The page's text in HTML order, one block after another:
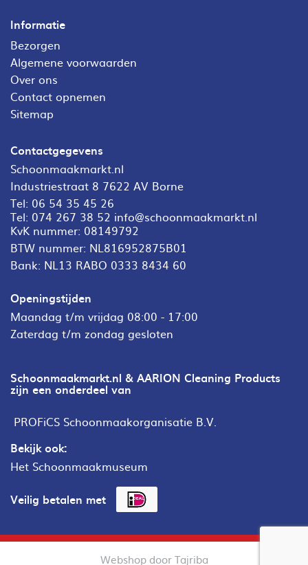
Informatie
Bezorgen
Algemene voorwaarden
Over ons
Contact opnemen
Sitemap
Contactgegevens
Schoonmaakmarkt.nl
Industriestraat 8 7622 AV Borne
Tel: 06 54 35 45 26
Tel: 074 267 38 52 info@schoonmaakmarkt.nl
KvK nummer: 08149792
BTW nummer: NL816952875B01
Bank: NL13 RABO 0333 8434 60
Openingstijden
Maandag t/m vrijdag 08:00 - 17:00
Zaterdag t/m zondag gesloten
Schoonmaakmarkt.nl & AARION Cleaning Products
zijn een onderdeel van
PROFiCS Schoonmaakorganisatie B.V.
Bekijk ook:
Het Schoonmaakmuseum
Veilig betalen met
Webshop door Tajriba